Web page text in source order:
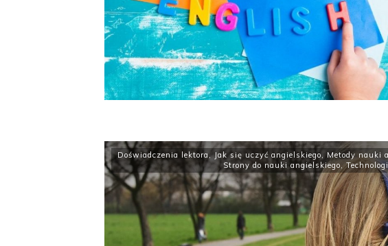
Doświadczenia lektora , Jak się uczyć angielskiego Metody nauki
Strony do nauki angielskiego ,